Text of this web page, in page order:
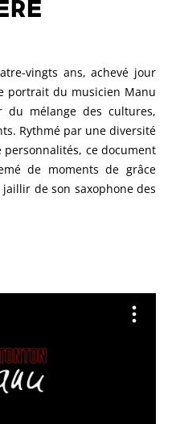
vingts ans, achevé jour
portrait du musicien Manu
du mélange des cultures,
Rythmé par une diversité
personnalités, ce document
de moments de grâce
de son saxophone des